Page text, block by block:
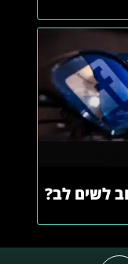
לשים לב?